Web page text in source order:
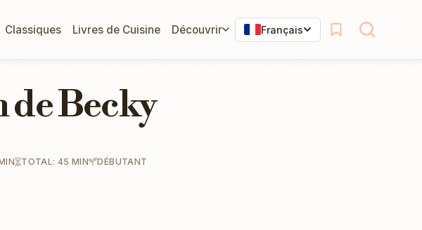
Classiques Livres de Cuisine Découvrir Français
Becky
TOTAL: 45 MIN DÉBUTANT